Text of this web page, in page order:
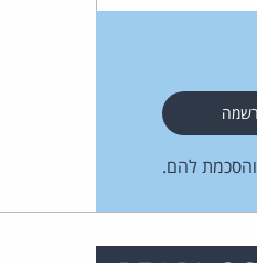
והסכמת להם.